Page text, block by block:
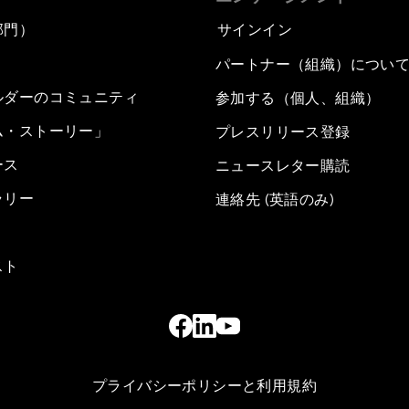
）
ーのコミュニティ
ストーリー」
リー
サインイン
パートナー（組織）につい
参加する（個人、組織）
プレスリリース登録
ニュースレター購読
連絡先 (英語のみ)
プライバシーポリシーと利用規約